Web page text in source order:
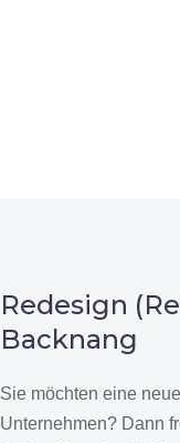
Redesign
Backnang
Sie möchten eine
Unternehmen? Dann